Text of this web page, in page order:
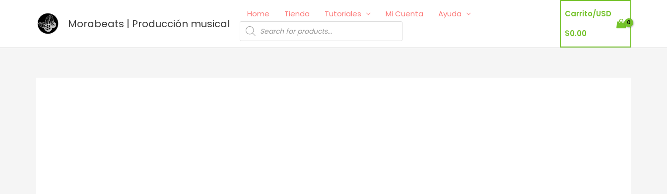
Morabeats | Producción musical
Home Tienda Tutoriales Mi Cuenta
Ayuda
Búsqueda
de
productos
Carrito/USD
$0.00